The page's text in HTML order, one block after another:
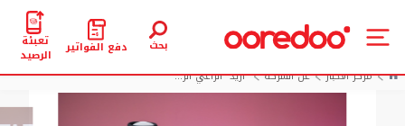
بحث دفع الفواتير تعبئة
الرصيد
مركز الأخبار
عن الشركة “أريدُ” الراعي الر...